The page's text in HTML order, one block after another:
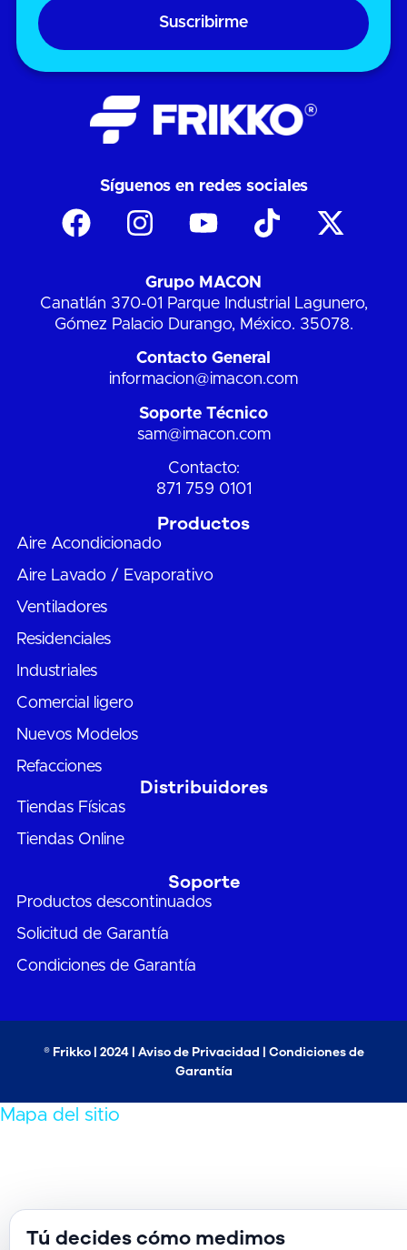
Suscribirme
Síguenos en redes sociales
Grupo MACON
Canatlán 370-01 Parque Industrial Lagunero,
Gómez Palacio Durango, México. 35078.
Contacto General
informacion@imacon.com
Soporte Técnico
sam@imacon.com
Contacto:
871 759 0101
Productos
Aire Acondicionado
Aire Lavado / Evaporativo
Ventiladores
Residenciales
Industriales
Comercial ligero
Nuevos Modelos
Refacciones
Distribuidores
Tiendas Físicas
Tiendas Online
Soporte
Productos descontinuados
Solicitud de Garantía
Condiciones de Garantía
® Frikko | 2024 | Aviso de Privacidad | Condiciones de
Garantía
Mapa del sitio
Tú decides cómo medimos